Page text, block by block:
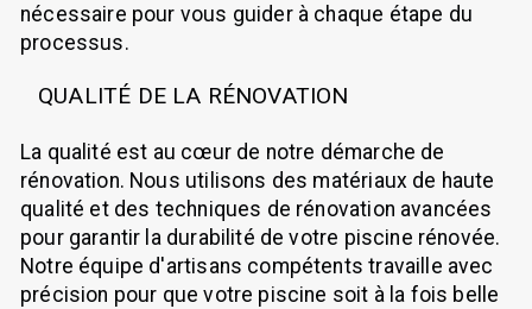
nécessaire pour vous guider à chaque étape du
processus.
QUALITÉ DE LA RÉNOVATION
La qualité est au cœur de notre démarche de
rénovation. Nous utilisons des matériaux de haute
qualité et des techniques de rénovation avancées
pour garantir la durabilité de votre piscine rénovée.
Notre équipe d'artisans compétents travaille avec
précision pour que votre piscine soit à la fois belle